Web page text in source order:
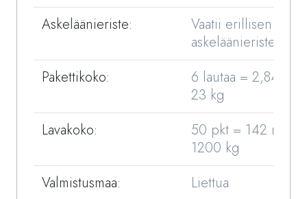
Askeläänieriste:
Vaatii erillisen
askeläänieristeen
Pakettikoko:
6 lautaa = 2,84 m2
23 kg
Lavakoko:
50 pkt = 142 m2 =
1200 kg
Valmistusmaa:
Liettua